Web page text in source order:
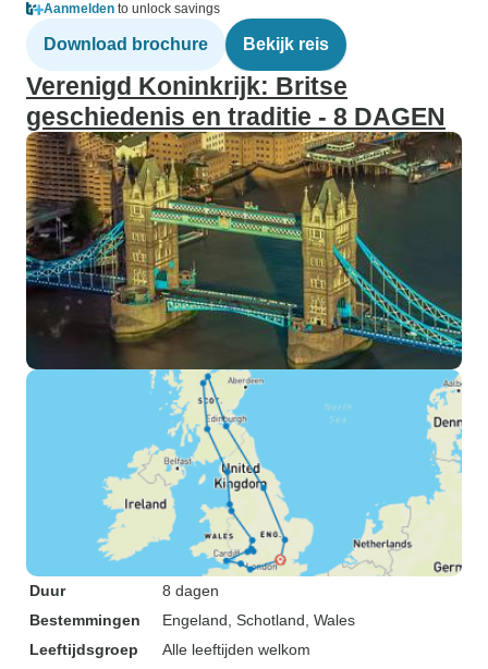
Aanmelden to unlock savings
Download brochure Bekijk reis
Verenigd Koninkrijk: Britse
geschiedenis en traditie - 8 DAGEN
Duur
8 dagen
Bestemmingen
Engeland , Schotland , Wales
Leeftijdsgroep
Alle leeftijden welkom